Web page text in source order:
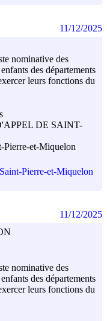
nominative des
des départements
leurs fonctions du
DE SAINT-
Pierre-et-Miquelon
Pierre-et-Miquelon
11/12/2025
nominative des
des départements
leurs fonctions du
11/12/2025